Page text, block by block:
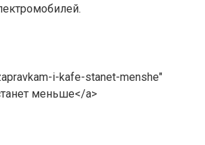
i-kafe-stanet-menshe"
меньше</a>